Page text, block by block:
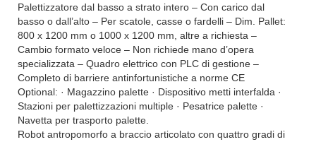
Palettizzatore dal basso a strato intero – Con carico dal
basso o dall’alto – Per scatole, casse o fardelli – Dim. Pallet:
800 x 1200 mm o 1000 x 1200 mm, altre a richiesta –
Cambio formato veloce – Non richiede mano d’opera
specializzata – Quadro elettrico con PLC di gestione –
Completo di barriere antinfortunistiche a norme CE
Optional: · Magazzino palette · Dispositivo metti interfalda ·
Stazioni per palettizzazioni multiple · Pesatrice palette ·
Navetta per trasporto palette.
Robot antropomorfo a braccio articolato con quattro gradi di